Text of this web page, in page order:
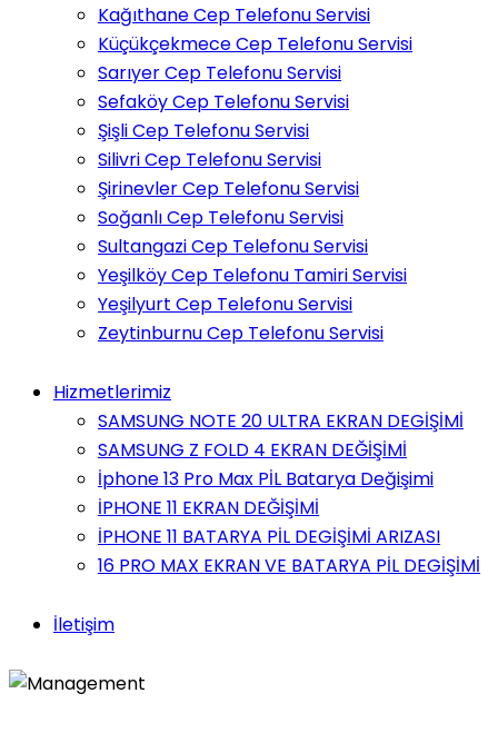
Kağıthane Cep Telefonu Servisi
Küçükçekmece Cep Telefonu Servisi
Sarıyer Cep Telefonu Servisi
Sefaköy Cep Telefonu Servisi
Şişli Cep Telefonu Servisi
Silivri Cep Telefonu Servisi
Şirinevler Cep Telefonu Servisi
Soğanlı Cep Telefonu Servisi
Sultangazi Cep Telefonu Servisi
Yeşilköy Cep Telefonu Tamiri Servisi
Yeşilyurt Cep Telefonu Servisi
Zeytinburnu Cep Telefonu Servisi
Hizmetlerimiz
SAMSUNG NOTE 20 ULTRA EKRAN DEGİŞİMİ
SAMSUNG Z FOLD 4 EKRAN DEĞİŞİMİ
İphone 13 Pro Max PİL Batarya Değişimi
İPHONE 11 EKRAN DEĞİŞİMİ
İPHONE 11 BATARYA PİL DEGİŞİMİ ARIZASI
16 PRO MAX EKRAN VE BATARYA PİL DEGİŞİMİ
İletişim